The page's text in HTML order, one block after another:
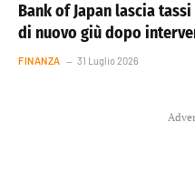
Bank of Japan lascia
di nuovo giù dopo
FINANZA 31 Luglio 2026